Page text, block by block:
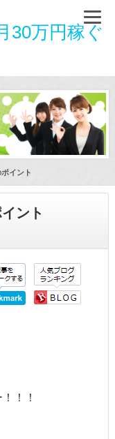
30万円稼ぐ
イント
ント
！！